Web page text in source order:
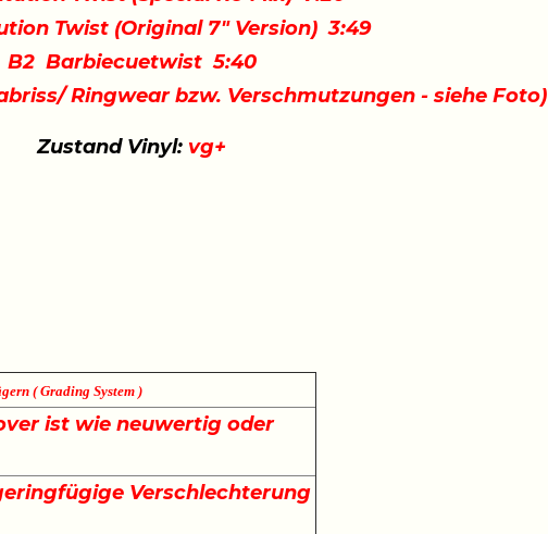
Twist (Original 7" Version) 3:49
B2 Barbiecuetwist 5:40
Ringwear bzw. Verschmutzungen - siehe Foto)
Zustand Vinyl: vg+
( Grading System )
ist wie neuwertig oder
Verschlechterung